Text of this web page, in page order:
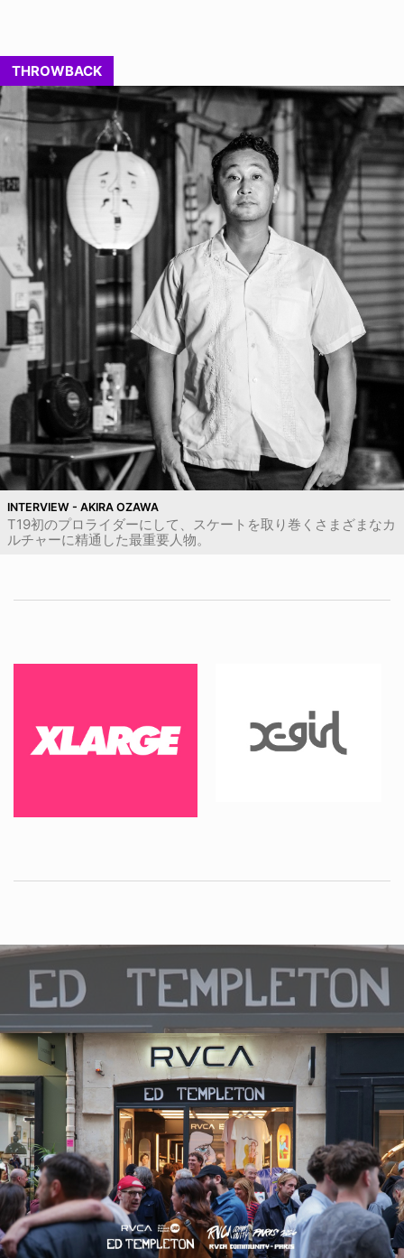
THROWBACK
INTERVIEW - AKIRA OZAWA
T19初のプロライダーにして、スケートを取り巻くさまざまなカ
ルチャーに精通した最重要人物。